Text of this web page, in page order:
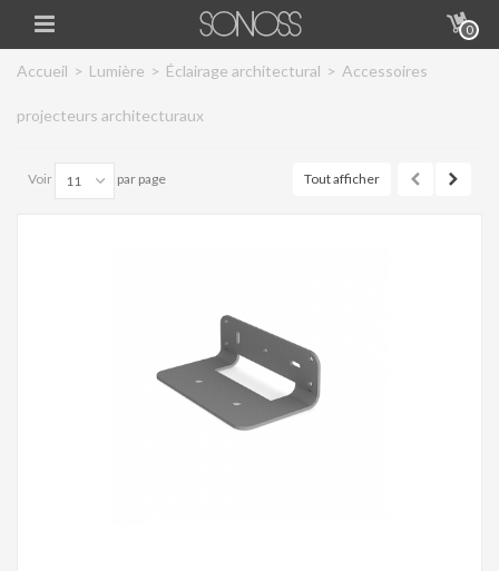
0
Accueil > Lumière > Éclairage architectural > Accessoires
projecteurs architecturaux
Voir 11 par page Tout afficher